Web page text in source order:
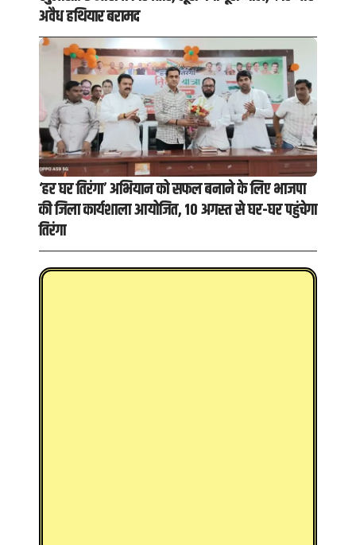
अवैध हथियार बरामद
‘हर घर तिरंगा’ अभियान को सफल बनाने के लिए भाजपा
की जिला कार्यशाला आयोजित, 10 अगस्त से घर-घर पहुंचेगा
तिरंगा